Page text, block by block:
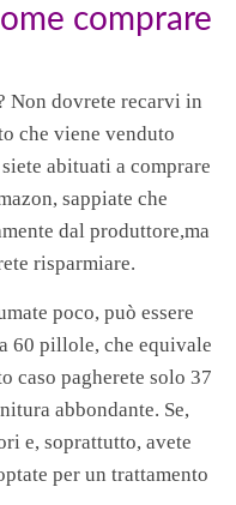
comprare
Non dovrete recarvi in
che viene venduto
abituati a comprare
sappiate che
dal produttore,ma
risparmiare.
poco, può essere
60 pillole, che equivale
caso pagherete solo 37
abbondante. Se,
e, soprattutto, avete
per un trattamento